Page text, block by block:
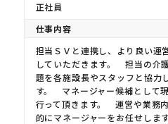
正社員
仕事内容
担当ＳＶと連携し、より良い運
していただきます。 担当の介
題を各施設長やスタッフと協力
す。 マネージャー候補として
行って頂きます。 運営や業務
的にマネージャーをお任せし